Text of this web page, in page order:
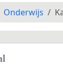
Onderwijs